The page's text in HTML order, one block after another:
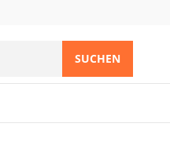
SUCHEN